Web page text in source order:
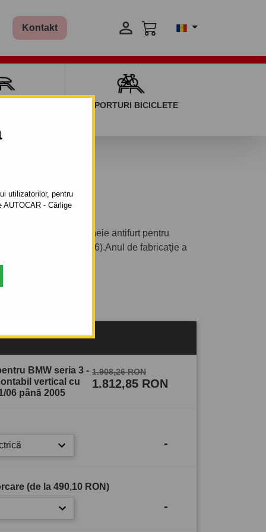
utilizatorilor, pentru
- Cârlige
Kontakt 
SUPORTURI BICICLETE
2005
vertical cu cheie antifurt pentru
model : Compact (E 46).Anul de fabricaţie a
BMW seria 3 -
vertical cu
06 până 2005
1.908,26 RON
1.812,85 RON
-
(de la 490,10 RON)
-